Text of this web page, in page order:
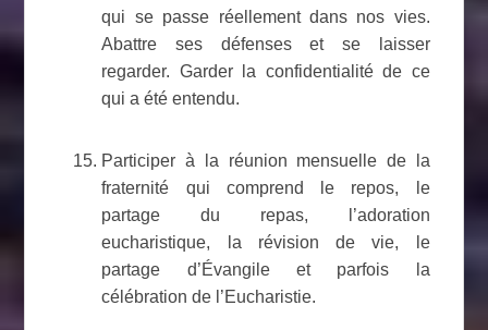
qui se passe réellement dans nos vies.
Abattre ses défenses et se laisser
regarder. Garder la confidentialité de ce
qui a été entendu.
Participer à la réunion mensuelle de la
fraternité qui comprend le repos, le
partage du repas, l’adoration
eucharistique, la révision de vie, le
partage d’Évangile et parfois la
célébration de l’Eucharistie.